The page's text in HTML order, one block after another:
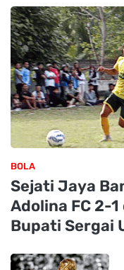
BOLA
Sejati Jaya
Adolina FC 2-
Bupati Sergai